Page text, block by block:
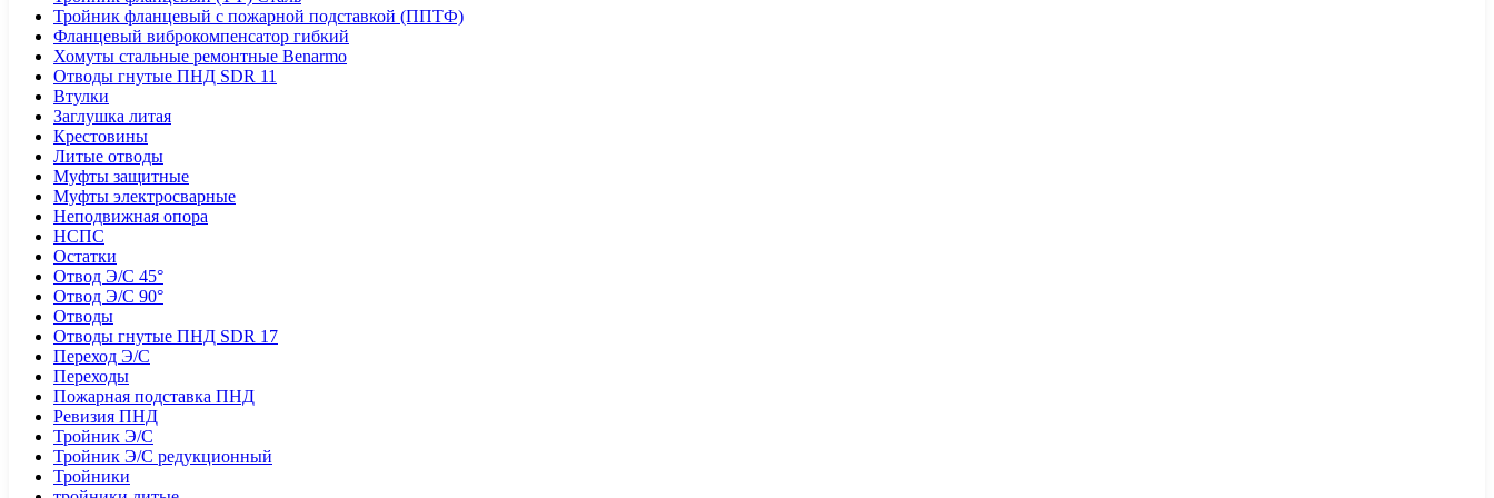
Тройник фланцевый с пожарной подставкой (ППТФ)
Фланцевый виброкомпенсатор гибкий
Хомуты стальные ремонтные Benarmo
Отводы гнутые ПНД SDR 11
Втулки
Заглушка литая
Крестовины
Литые отводы
Муфты защитные
Муфты электросварные
Неподвижная опора
НСПС
Остатки
Отвод Э/С 45°
Отвод Э/С 90°
Отводы
Отводы гнутые ПНД SDR 17
Переход Э/С
Переходы
Пожарная подставка ПНД
Ревизия ПНД
Тройник Э/С
Тройник Э/С редукционный
Тройники